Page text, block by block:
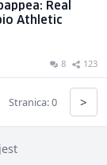
Real
Athletic
8 123
Stranica: 0 >